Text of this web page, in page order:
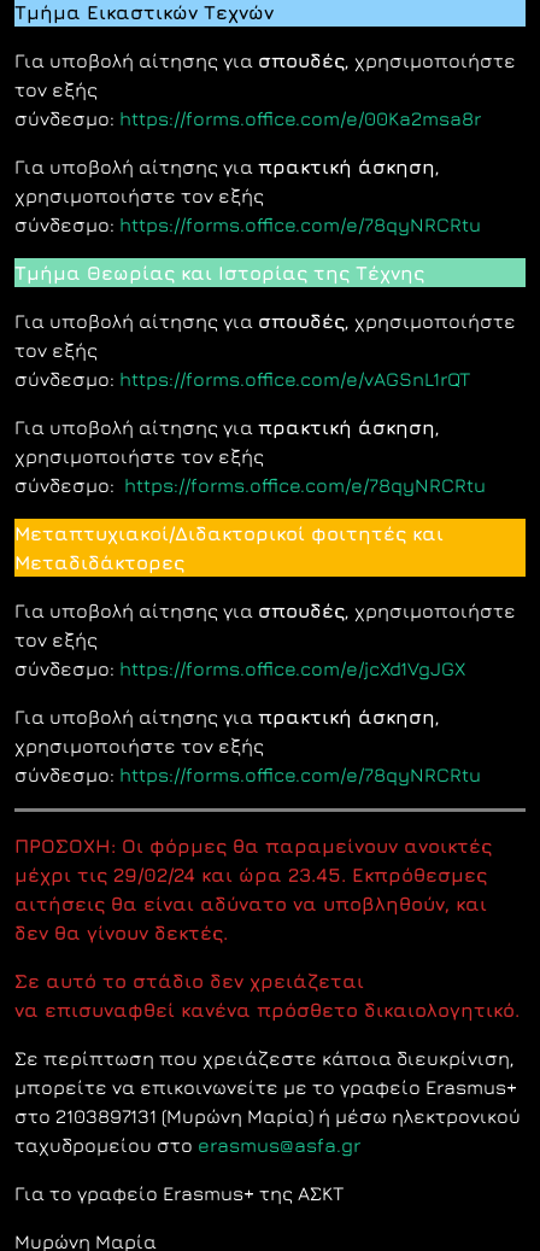
Τμήμα Εικαστικών Τεχνών
Για υποβολή αίτησης για σπουδές, χρησιμοποιήστε
τον εξής
σύνδεσμο: https://forms.office.com/e/00Ka2msa8r
Για υποβολή αίτησης για πρακτική άσκηση,
χρησιμοποιήστε τον εξής
σύνδεσμο: https://forms.office.com/e/78qyNRCRtu
Τμήμα Θεωρίας και Ιστορίας της Τέχνης
Για υποβολή αίτησης για σπουδές, χρησιμοποιήστε
τον εξής
σύνδεσμο: https://forms.office.com/e/vAGSnL1rQT
Για υποβολή αίτησης για πρακτική άσκηση,
χρησιμοποιήστε τον εξής
σύνδεσμο: https://forms.office.com/e/78qyNRCRtu
Μεταπτυχιακοί/Διδακτορικοί φοιτητές και
Μεταδιδάκτορες
Για υποβολή αίτησης για σπουδές, χρησιμοποιήστε
τον εξής
σύνδεσμο: https://forms.office.com/e/jcXd1VgJGX
Για υποβολή αίτησης για πρακτική άσκηση,
χρησιμοποιήστε τον εξής
σύνδεσμο: https://forms.office.com/e/78qyNRCRtu
ΠΡΟΣΟΧΗ: Οι φόρμες θα παραμείνουν ανοικτές
μέχρι τις 29/02/24 και ώρα 23.45. Εκπρόθεσμες
αιτήσεις θα είναι αδύνατο να υποβληθούν, και
δεν θα γίνουν δεκτές.
Σε αυτό το στάδιο δεν χρειάζεται
να επισυναφθεί κανένα πρόσθετο δικαιολογητικό.
Σε περίπτωση που χρειάζεστε κάποια διευκρίνιση,
μπορείτε να επικοινωνείτε με το γραφείο Erasmus+
στο 2103897131 (Μυρώνη Μαρία) ή μέσω ηλεκτρονικού
ταχυδρομείου στο erasmus@asfa.gr
Για το γραφείο Erasmus+ της ΑΣΚΤ
Μυρώνη Μαρία